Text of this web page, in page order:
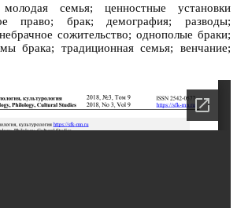
молодая семья; ценностные установки
право; брак; демография; разводы;
сожительство; однополые браки;
брака; традиционная семья; венчание;